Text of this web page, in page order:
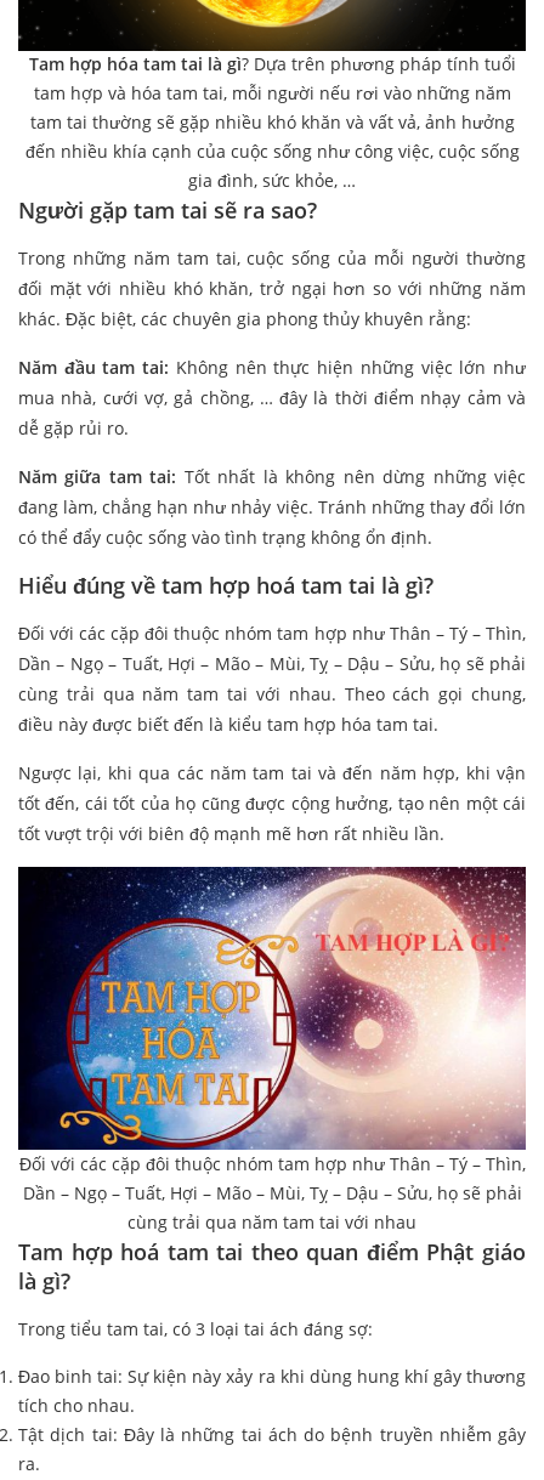
Tam hợp hóa tam tai là gì? Dựa trên phương pháp tính tuổi
tam hợp và hóa tam tai, mỗi người nếu rơi vào những năm
tam tai thường sẽ gặp nhiều khó khăn và vất vả, ảnh hưởng
đến nhiều khía cạnh của cuộc sống như công việc, cuộc sống
gia đình, sức khỏe, …
Người gặp tam tai sẽ ra sao?
Trong những năm tam tai, cuộc sống của mỗi người thường
đối mặt với nhiều khó khăn, trở ngại hơn so với những năm
khác. Đặc biệt, các chuyên gia phong thủy khuyên rằng:
Năm đầu tam tai: Không nên thực hiện những việc lớn như
mua nhà, cưới vợ, gả chồng, … đây là thời điểm nhạy cảm và
dễ gặp rủi ro.
Năm giữa tam tai: Tốt nhất là không nên dừng những việc
đang làm, chẳng hạn như nhảy việc. Tránh những thay đổi lớn
có thể đẩy cuộc sống vào tình trạng không ổn định.
Hiểu đúng về tam hợp hoá tam tai là gì?
Đối với các cặp đôi thuộc nhóm tam hợp như Thân – Tý – Thìn,
Dần – Ngọ – Tuất, Hợi – Mão – Mùi, Tỵ – Dậu – Sửu, họ sẽ phải
cùng trải qua năm tam tai với nhau. Theo cách gọi chung,
điều này được biết đến là kiểu tam hợp hóa tam tai.
Ngược lại, khi qua các năm tam tai và đến năm hợp, khi vận
tốt đến, cái tốt của họ cũng được cộng hưởng, tạo nên một cái
tốt vượt trội với biên độ mạnh mẽ hơn rất nhiều lần.
Đối với các cặp đôi thuộc nhóm tam hợp như Thân – Tý – Thìn,
Dần – Ngọ – Tuất, Hợi – Mão – Mùi, Tỵ – Dậu – Sửu, họ sẽ phải
cùng trải qua năm tam tai với nhau
Tam hợp hoá tam tai theo quan điểm Phật giáo
là gì?
Trong tiểu tam tai, có 3 loại tai ách đáng sợ:
Đao binh tai: Sự kiện này xảy ra khi dùng hung khí gây thương
tích cho nhau.
Tật dịch tai: Đây là những tai ách do bệnh truyền nhiễm gây
ra.